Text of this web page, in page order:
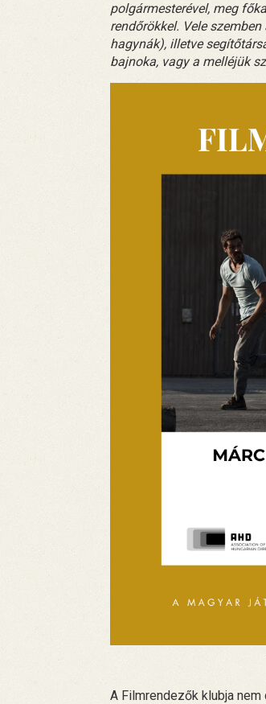
polgármesterével, meg
rendőrökkel. Vele
hagynák), illetve
bajnoka, vagy a melléjük
A Filmrendezők klubja